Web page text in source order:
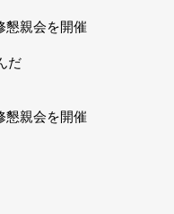
懇親会を開催
だ
懇親会を開催